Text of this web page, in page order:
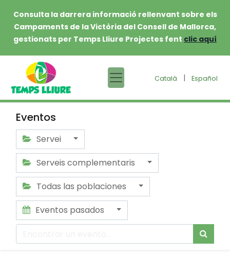
Consulta la darrera informació rellenvant sobre els
Campaments de la Victòria del Consell de Mallorca,
gestionats per Temps Lliure Projectes fent clic aquí
Català | Español
Eventos
Servei
Serveis complementaris
Todas las poblaciones
Eventos pasados